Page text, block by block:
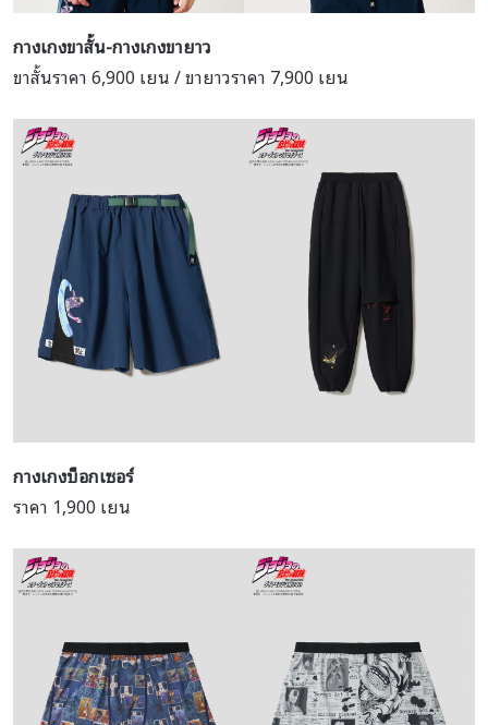
กางเกงขาสั้น-กางเกงขายาว
ขาสั้นราคา 6,900 เยน / ขายาวราคา 7,900 เยน
กางเกงบ็อกเซอร์
ราคา 1,900 เยน